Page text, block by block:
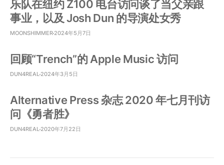
乐队在纽约 Z100 电台访问谈了当父亲跟
事业，以及 Josh Dun 的导演处女秀
MOONSHIMMER 2024年5月7日
回顾“Trench”的 Apple Music 访问
DUN4REAL 2024年3月5日
Alternative Press 杂志 2020 年七月刊访
问《勇者胜》
DUN4REAL 2020年7月22日